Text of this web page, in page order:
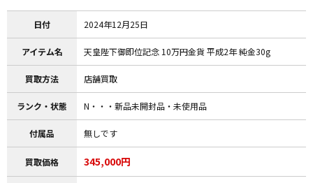
日付 2024年12月25日
アイテム名 天皇陛下御即位記念 10万円金貨 平成2年 純金30g
買取方法 店舗買取
ランク・状態 N・・・新品未開封品・未使用品
付属品 無しです
買取価格 345,000円